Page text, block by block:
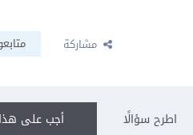
مشاركة
أجب على اطرح سؤالًا